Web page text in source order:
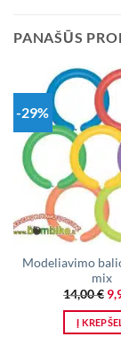
PANAŠŪS
-29%
Modeliavimo
mix
14,00€
Į